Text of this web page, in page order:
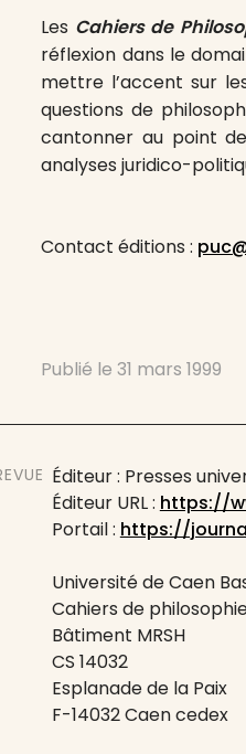
Les Cahiers de
réflexion dans le
mettre l’accent sur
questions de
cantonner au point
analyses juridico-
Contact éditions :
Publié le31 mars 1999
Éditeur : Presses
Éditeur URL : https://
Portail : https://
Université de Caen
Cahiers de
Bâtiment MRSH
CS 14032
Esplanade de la Paix
F-14032 Caen cedex